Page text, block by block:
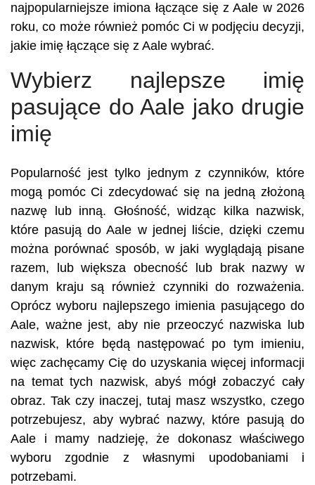
najpopularniejsze imiona łączące się z Aale w 2026
roku, co może również pomóc Ci w podjęciu decyzji,
jakie imię łączące się z Aale wybrać.
Wybierz najlepsze imię
pasujące do Aale jako drugie
imię
Popularność jest tylko jednym z czynników, które
mogą pomóc Ci zdecydować się na jedną złożoną
nazwę lub inną. Głośność, widząc kilka nazwisk,
które pasują do Aale w jednej liście, dzięki czemu
można porównać sposób, w jaki wyglądają pisane
razem, lub większa obecność lub brak nazwy w
danym kraju są również czynniki do rozważenia.
Oprócz wyboru najlepszego imienia pasującego do
Aale, ważne jest, aby nie przeoczyć nazwiska lub
nazwisk, które będą następować po tym imieniu,
więc zachęcamy Cię do uzyskania więcej informacji
na temat tych nazwisk, abyś mógł zobaczyć cały
obraz. Tak czy inaczej, tutaj masz wszystko, czego
potrzebujesz, aby wybrać nazwy, które pasują do
Aale i mamy nadzieję, że dokonasz właściwego
wyboru zgodnie z własnymi upodobaniami i
potrzebami.